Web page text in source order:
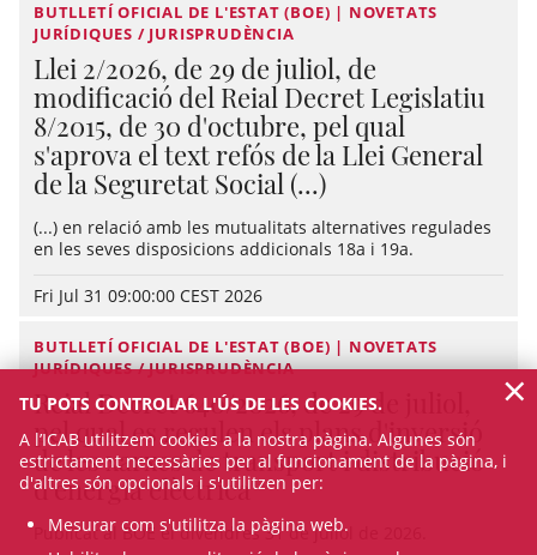
BUTLLETÍ OFICIAL DE L'ESTAT (BOE) | NOVETATS
JURÍDIQUES / JURISPRUDÈNCIA
Llei 2/2026, de 29 de juliol, de
modificació del Reial Decret Legislatiu
8/2015, de 30 d'octubre, pel qual
s'aprova el text refós de la Llei General
de la Seguretat Social (...)
(...) en relació amb les mutualitats alternatives regulades
en les seves disposicions addicionals 18a i 19a.
Fri Jul 31 09:00:00 CEST 2026
BUTLLETÍ OFICIAL DE L'ESTAT (BOE) | NOVETATS
JURÍDIQUES / JURISPRUDÈNCIA
Reial Decret 640/2026, de 29 de juliol,
pel qual es regulen els plans d'inversió
de les xarxes de transport i distribució
d'energia elèctrica
Publicat al BOE el divendres 31 de juliol de 2026.
TU POTS CONTROLAR L'ÚS DE LES COOKIES.
A l’ICAB utilitzem cookies a la nostra pàgina. Algunes són
estrictament necessàries per al funcionament de la pàgina, i
d'altres són opcionals i s'utilitzen per:
Mesurar com s'utilitza la pàgina web.
×